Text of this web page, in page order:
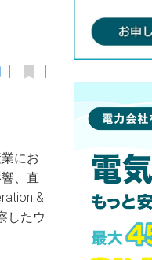
にお
、直
&
したウ